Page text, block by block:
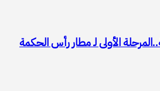
الأولى لـ مطار رأس الحكمة